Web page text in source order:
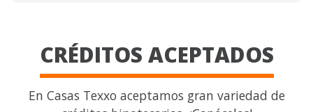
CRÉDITOS ACEPTADOS
En Casas Texxo aceptamos gran variedad de